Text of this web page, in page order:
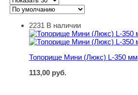
Топорище Мини (Люкс) L-350 мм
2231 В наличии
Топорище Мини (Люкс) L-350 мм
113,00 руб.